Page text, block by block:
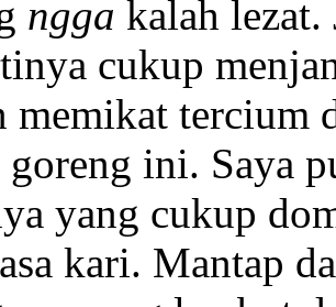
ngga kalah
cukup
memikat tercium
ini. Saya
yang cukup
kari. Mantap